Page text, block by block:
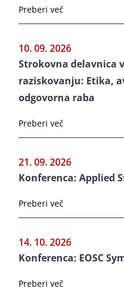
Preberi več
10. 09. 2026
Strokovna delavnica
raziskovanju: Etika,
odgovorna raba
Preberi več
21. 09. 2026
Konferenca: Applied
Preberi več
14. 10. 2026
Konferenca: EOSC
Preberi več